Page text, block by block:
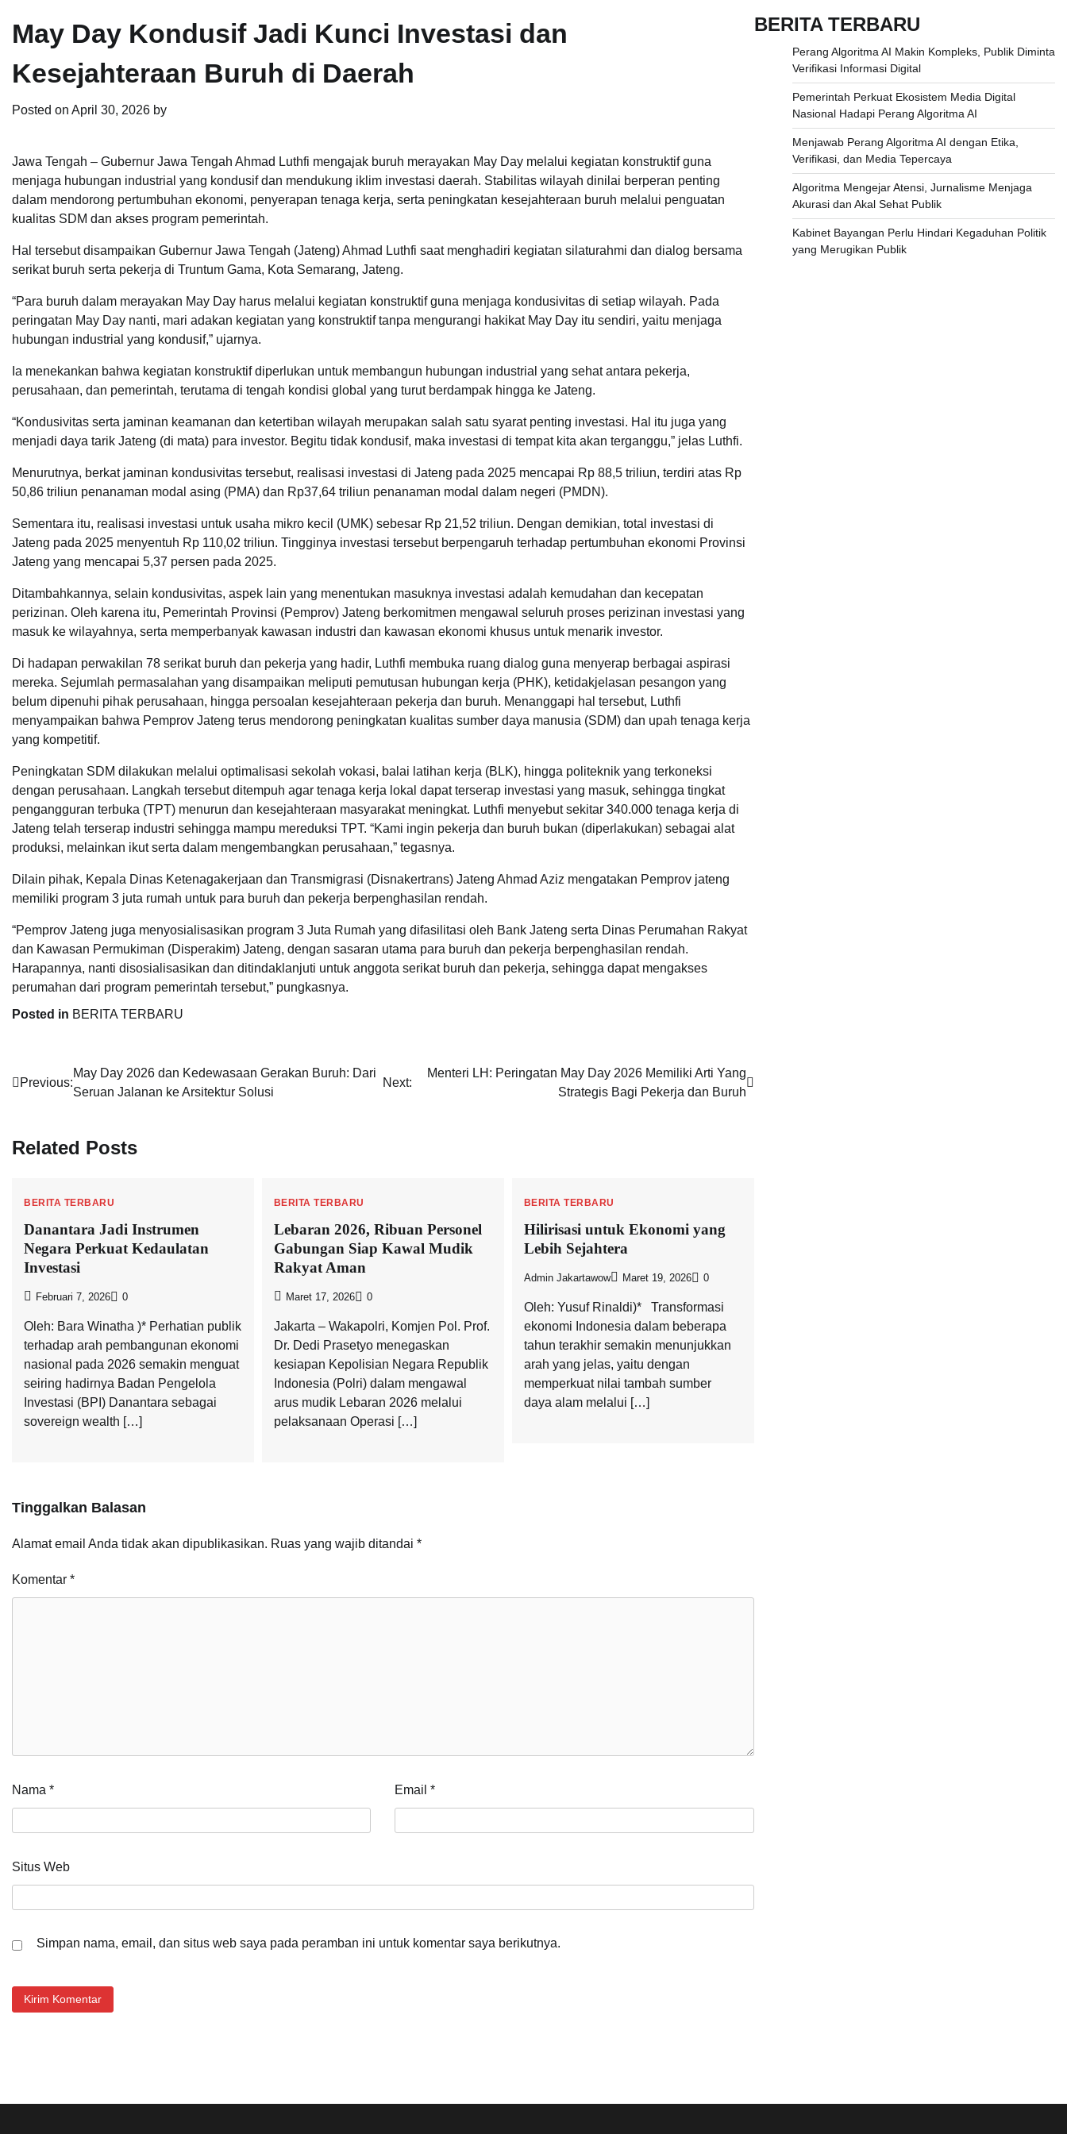
May Day Kondusif Jadi Kunci Investasi dan
Kesejahteraan Buruh di Daerah
Posted on April 30, 2026 by
Jawa Tengah – Gubernur Jawa Tengah Ahmad Luthfi mengajak buruh merayakan May Day melalui kegiatan konstruktif guna
menjaga hubungan industrial yang kondusif dan mendukung iklim investasi daerah. Stabilitas wilayah dinilai berperan penting
dalam mendorong pertumbuhan ekonomi, penyerapan tenaga kerja, serta peningkatan kesejahteraan buruh melalui penguatan
kualitas SDM dan akses program pemerintah.
Hal tersebut disampaikan Gubernur Jawa Tengah (Jateng) Ahmad Luthfi saat menghadiri kegiatan silaturahmi dan dialog bersama
serikat buruh serta pekerja di Truntum Gama, Kota Semarang, Jateng.
“Para buruh dalam merayakan May Day harus melalui kegiatan konstruktif guna menjaga kondusivitas di setiap wilayah. Pada
peringatan May Day nanti, mari adakan kegiatan yang konstruktif tanpa mengurangi hakikat May Day itu sendiri, yaitu menjaga
hubungan industrial yang kondusif,” ujarnya.
Ia menekankan bahwa kegiatan konstruktif diperlukan untuk membangun hubungan industrial yang sehat antara pekerja,
perusahaan, dan pemerintah, terutama di tengah kondisi global yang turut berdampak hingga ke Jateng.
“Kondusivitas serta jaminan keamanan dan ketertiban wilayah merupakan salah satu syarat penting investasi. Hal itu juga yang
menjadi daya tarik Jateng (di mata) para investor. Begitu tidak kondusif, maka investasi di tempat kita akan terganggu,” jelas Luthfi.
Menurutnya, berkat jaminan kondusivitas tersebut, realisasi investasi di Jateng pada 2025 mencapai Rp 88,5 triliun, terdiri atas Rp
50,86 triliun penanaman modal asing (PMA) dan Rp37,64 triliun penanaman modal dalam negeri (PMDN).
Sementara itu, realisasi investasi untuk usaha mikro kecil (UMK) sebesar Rp 21,52 triliun. Dengan demikian, total investasi di
Jateng pada 2025 menyentuh Rp 110,02 triliun. Tingginya investasi tersebut berpengaruh terhadap pertumbuhan ekonomi Provinsi
Jateng yang mencapai 5,37 persen pada 2025.
Ditambahkannya, selain kondusivitas, aspek lain yang menentukan masuknya investasi adalah kemudahan dan kecepatan
perizinan. Oleh karena itu, Pemerintah Provinsi (Pemprov) Jateng berkomitmen mengawal seluruh proses perizinan investasi yang
masuk ke wilayahnya, serta memperbanyak kawasan industri dan kawasan ekonomi khusus untuk menarik investor.
Di hadapan perwakilan 78 serikat buruh dan pekerja yang hadir, Luthfi membuka ruang dialog guna menyerap berbagai aspirasi
mereka. Sejumlah permasalahan yang disampaikan meliputi pemutusan hubungan kerja (PHK), ketidakjelasan pesangon yang
belum dipenuhi pihak perusahaan, hingga persoalan kesejahteraan pekerja dan buruh. Menanggapi hal tersebut, Luthfi
menyampaikan bahwa Pemprov Jateng terus mendorong peningkatan kualitas sumber daya manusia (SDM) dan upah tenaga kerja
yang kompetitif.
Peningkatan SDM dilakukan melalui optimalisasi sekolah vokasi, balai latihan kerja (BLK), hingga politeknik yang terkoneksi
dengan perusahaan. Langkah tersebut ditempuh agar tenaga kerja lokal dapat terserap investasi yang masuk, sehingga tingkat
pengangguran terbuka (TPT) menurun dan kesejahteraan masyarakat meningkat. Luthfi menyebut sekitar 340.000 tenaga kerja di
Jateng telah terserap industri sehingga mampu mereduksi TPT. “Kami ingin pekerja dan buruh bukan (diperlakukan) sebagai alat
produksi, melainkan ikut serta dalam mengembangkan perusahaan,” tegasnya.
Dilain pihak, Kepala Dinas Ketenagakerjaan dan Transmigrasi (Disnakertrans) Jateng Ahmad Aziz mengatakan Pemprov jateng
memiliki program 3 juta rumah untuk para buruh dan pekerja berpenghasilan rendah.
“Pemprov Jateng juga menyosialisasikan program 3 Juta Rumah yang difasilitasi oleh Bank Jateng serta Dinas Perumahan Rakyat
dan Kawasan Permukiman (Disperakim) Jateng, dengan sasaran utama para buruh dan pekerja berpenghasilan rendah.
Harapannya, nanti disosialisasikan dan ditindaklanjuti untuk anggota serikat buruh dan pekerja, sehingga dapat mengakses
perumahan dari program pemerintah tersebut,” pungkasnya.
Posted in BERITA TERBARU
Navigasi
Previous:
May Day 2026 dan Kedewasaan Gerakan Buruh: Dari
Seruan Jalanan ke Arsitektur Solusi
Next:
Menteri LH: Peringatan May Day 2026 Memiliki Arti Yang
Strategis Bagi Pekerja dan Buruh
Related Posts
BERITA TERBARU
Danantara Jadi Instrumen
Negara Perkuat Kedaulatan
Investasi
Februari 7, 2026 0
Oleh: Bara Winatha )* Perhatian publik
terhadap arah pembangunan ekonomi
nasional pada 2026 semakin menguat
seiring hadirnya Badan Pengelola
Investasi (BPI) Danantara sebagai
sovereign wealth […]
BERITA TERBARU
Lebaran 2026, Ribuan Personel
Gabungan Siap Kawal Mudik
Rakyat Aman
Maret 17, 2026 0
Jakarta – Wakapolri, Komjen Pol. Prof.
Dr. Dedi Prasetyo menegaskan
kesiapan Kepolisian Negara Republik
Indonesia (Polri) dalam mengawal
arus mudik Lebaran 2026 melalui
pelaksanaan Operasi […]
BERITA TERBARU
Hilirisasi untuk Ekonomi yang
Lebih Sejahtera
Admin Jakartawow Maret 19, 2026 0
Oleh: Yusuf Rinaldi)* Transformasi
ekonomi Indonesia dalam beberapa
tahun terakhir semakin menunjukkan
arah yang jelas, yaitu dengan
memperkuat nilai tambah sumber
daya alam melalui […]
Tinggalkan Balasan
Alamat email Anda tidak akan dipublikasikan. Ruas yang wajib ditandai *
Komentar *
Nama * Email*
Situs Web
Simpan nama, email, dan situs web saya pada peramban ini untuk komentar saya berikutnya.
BERITA TERBARU
Perang Algoritma AI Makin Kompleks, Publik Diminta
Verifikasi Informasi Digital
Pemerintah Perkuat Ekosistem Media Digital
Nasional Hadapi Perang Algoritma AI
Menjawab Perang Algoritma AI dengan Etika,
Verifikasi, dan Media Tepercaya
Algoritma Mengejar Atensi, Jurnalisme Menjaga
Akurasi dan Akal Sehat Publik
Kabinet Bayangan Perlu Hindari Kegaduhan Politik
yang Merugikan Publik